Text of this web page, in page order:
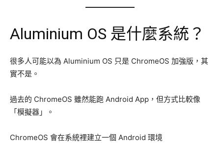
Aluminium OS 是什麼系統？
很多人可能以為 Aluminium OS 只是 ChromeOS 加強版，其
實不是。
過去的 ChromeOS 雖然能跑 Android App，但方式比較像
「模擬器」。
ChromeOS 會在系統裡建立一個 Android 環境